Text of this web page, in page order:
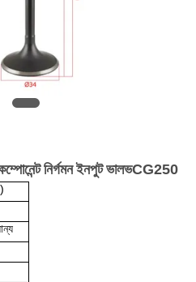
নির্গমন ইনপুট ভালভCG250